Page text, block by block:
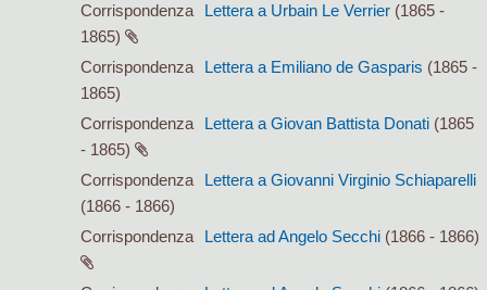
Corrispondenza
Lettera a Urbain Le Verrier (1865 -
1865)
Corrispondenza
Lettera a Emiliano de Gasparis (1865 -
1865)
Corrispondenza
Lettera a Giovan Battista Donati (1865
- 1865)
Corrispondenza
Lettera a Giovanni Virginio Schiaparelli
(1866 - 1866)
Corrispondenza
Lettera ad Angelo Secchi (1866 - 1866)